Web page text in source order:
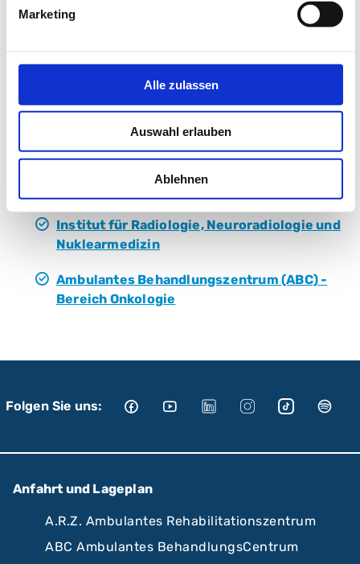
Marketing
Alle zulassen
Auswahl erlauben
Ablehnen
Handchirurgie
Psychotherapie
Nordstrahl MVZ GmbH: Strahlentherapie
Institut für Radiologie, Neuroradiologie und
Nuklearmedizin
Ambulantes Behandlungszentrum (ABC) -
Bereich Onkologie
Folgen Sie uns:
Anfahrt und Lageplan
A.R.Z. Ambulantes Rehabilitationszentrum
ABC Ambulantes BehandlungsCentrum